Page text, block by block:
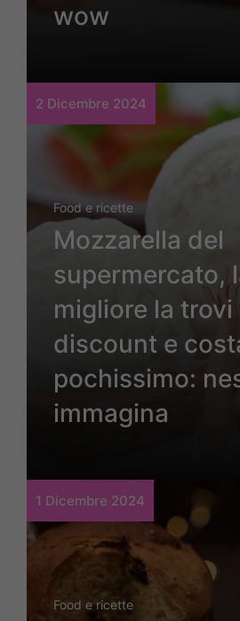
wow
2 Dicembre 2024
Food e ricette
Mozzarella del
supermercato,
migliore la trovi
discount e
pochissimo:
immagina
1 Dicembre 2024
Food e ricette